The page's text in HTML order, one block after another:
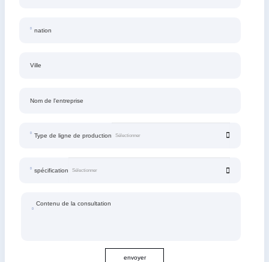
nation
Ville
Nom de l'entreprise
Type de ligne de production
spécification
Contenu de la consultation
envoyer